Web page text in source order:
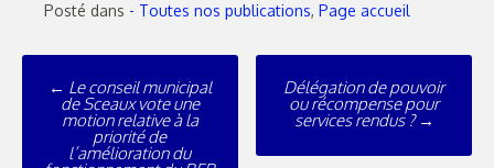
Posté dans - Toutes nos publications, Page accueil
← Le conseil municipal
de Sceaux vote une
motion relative à la
priorité de
l’amélioration du
Délégation de pouvoir
ou récompense pour
services rendus ? →